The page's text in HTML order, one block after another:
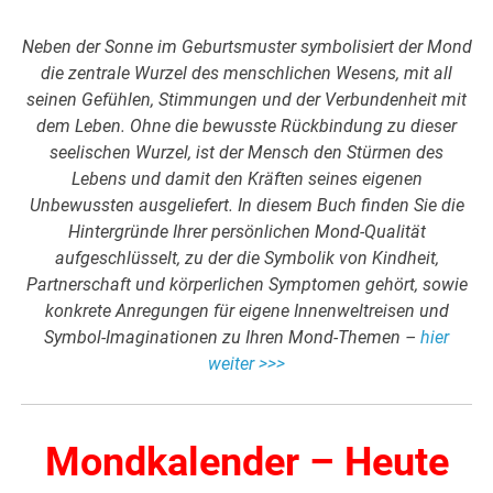
Neben der Sonne im Geburtsmuster symbolisiert der Mond
die zentrale Wurzel des menschlichen Wesens, mit all
seinen Gefühlen, Stimmungen und der Verbundenheit mit
dem Leben. Ohne die bewusste Rückbindung zu dieser
seelischen Wurzel, ist der Mensch den Stürmen des
Lebens und damit den Kräften seines eigenen
Unbewussten ausgeliefert. In diesem Buch finden Sie die
Hintergründe Ihrer persönlichen Mond-Qualität
aufgeschlüsselt, zu der die Symbolik von Kindheit,
Partnerschaft und körperlichen Symptomen gehört, sowie
konkrete Anregungen für eigene Innenweltreisen und
Symbol-Imaginationen zu Ihren Mond-Themen – hier
weiter >>>
Mondkalender – Heute